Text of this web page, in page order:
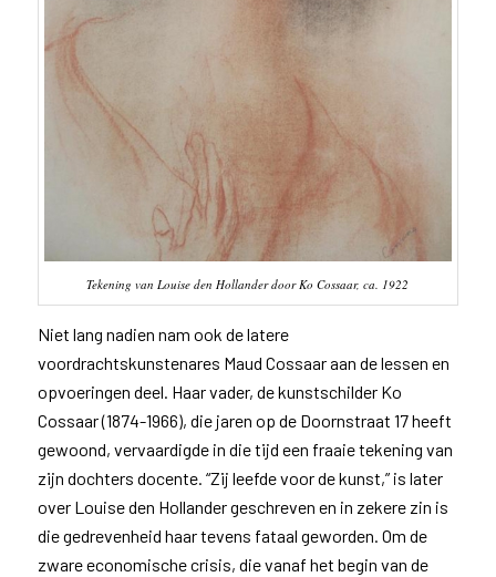
Tekening van Louise den Hollander door Ko Cossaar, ca. 1922
Niet lang nadien nam ook de latere
voordrachtskunstenares Maud Cossaar aan de lessen en
opvoeringen deel. Haar vader, de kunstschilder Ko
Cossaar (1874-1966), die jaren op de Doornstraat 17 heeft
gewoond, vervaardigde in die tijd een fraaie tekening van
zijn dochters docente. “Zij leefde voor de kunst,” is later
over Louise den Hollander geschreven en in zekere zin is
die gedrevenheid haar tevens fataal geworden. Om de
zware economische crisis, die vanaf het begin van de